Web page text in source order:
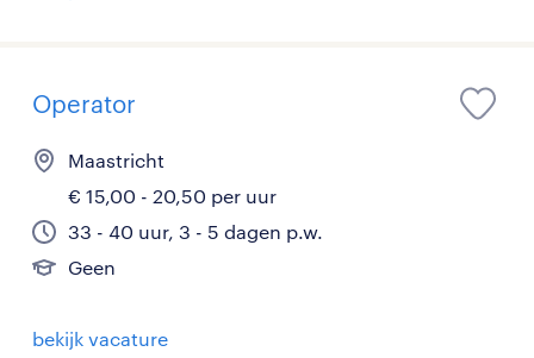
Operator
Maastricht
€ 15,00 - 20,50 per uur
33 - 40 uur, 3 - 5 dagen p.w.
Geen
bekijk vacature